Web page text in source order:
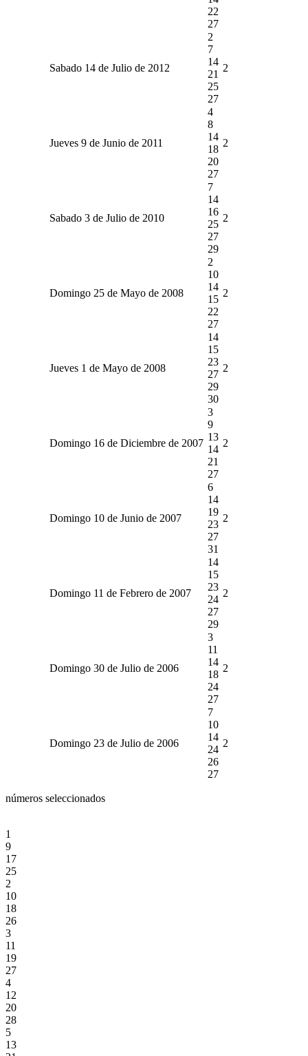
22
27
Sabado 14 de Julio de 2012
2
7
14
21
25
27
2
Jueves 9 de Junio de 2011
4
8
14
18
20
27
2
Sabado 3 de Julio de 2010
7
14
16
25
27
29
2
Domingo 25 de Mayo de 2008
2
10
14
15
22
27
2
Jueves 1 de Mayo de 2008
14
15
23
27
29
30
2
Domingo 16 de Diciembre de 2007
3
9
13
14
21
27
2
Domingo 10 de Junio de 2007
6
14
19
23
27
31
2
Domingo 11 de Febrero de 2007
14
15
23
24
27
29
2
Domingo 30 de Julio de 2006
3
11
14
18
24
27
2
Domingo 23 de Julio de 2006
7
10
14
24
26
27
2
números seleccionados
1
9
17
25
2
10
18
26
3
11
19
27
4
12
20
28
5
13